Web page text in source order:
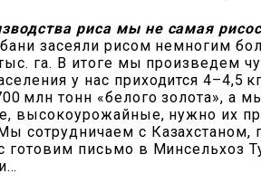
риса мы не самая
засеяли рисом немногим
га. В итоге мы произведем
у нас приходится
млн тонн «белого золота», а
высоко­урожайные, нужно их
сотрудничаем с Казахстаном,
готовим письмо в Минсельхоз